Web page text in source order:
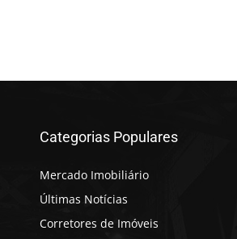
Categorias Populares
Mercado Imobiliário
Últimas Notícias
Corretores de Imóveis